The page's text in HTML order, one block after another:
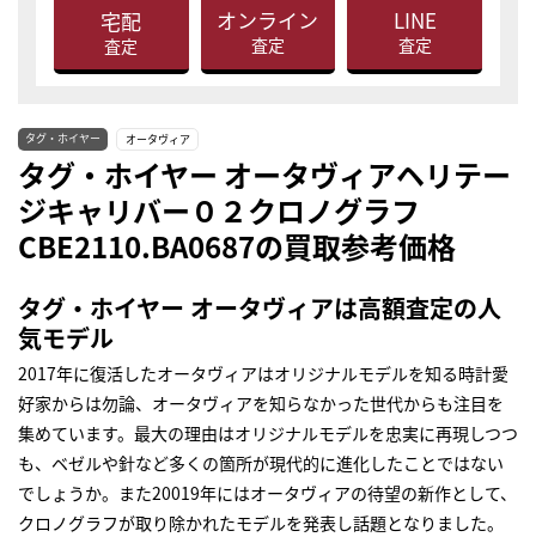
宅配
査定
オンライン
査定
LINE
査定
タグ・ホイヤー オータヴィア
タグ・ホイヤー オータヴィアヘリテー
ジキャリバー０２クロノグラフ
CBE2110.BA0687の買取参考価格
タグ・ホイヤー オータヴィアは高額査定の人
気モデル
2017年に復活したオータヴィアはオリジナルモデルを知る時計愛
好家からは勿論、オータヴィアを知らなかった世代からも注目を
集めています。最大の理由はオリジナルモデルを忠実に再現しつつ
も、ベゼルや針など多くの箇所が現代的に進化したことではない
でしょうか。また20019年にはオータヴィアの待望の新作として、
クロノグラフが取り除かれたモデルを発表し話題となりました。